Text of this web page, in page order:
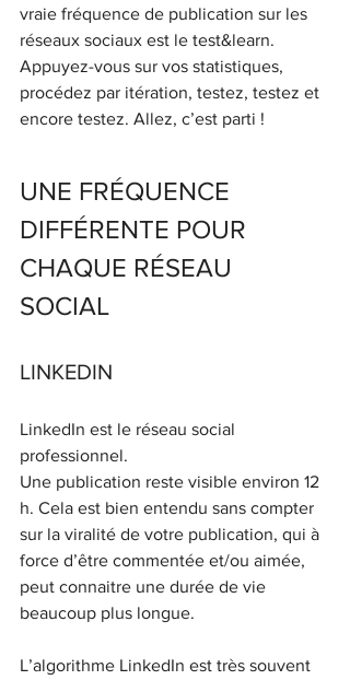
vraie fréquence de publication sur les
réseaux sociaux est le test&learn.
Appuyez-vous sur vos statistiques,
procédez par itération, testez, testez et
encore testez. Allez, c’est parti !
UNE FRÉQUENCE
DIFFÉRENTE POUR
CHAQUE RÉSEAU
SOCIAL
LINKEDIN
LinkedIn est le réseau social
professionnel.
Une publication reste visible environ 12
h. Cela est bien entendu sans compter
sur la viralité de votre publication, qui à
force d’être commentée et/ou aimée,
peut connaitre une durée de vie
beaucoup plus longue.
L’algorithme LinkedIn est très souvent